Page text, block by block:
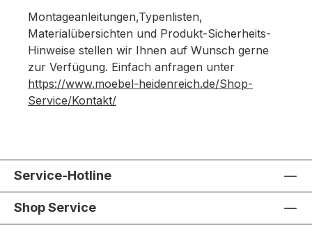
Montageanleitungen,Typenlisten,
Materialübersichten und Produkt-Sicherheits-
Hinweise stellen wir Ihnen auf Wunsch gerne
zur Verfügung. Einfach anfragen unter
https://www.moebel-heidenreich.de/Shop-
Service/Kontakt/
Service-Hotline
Shop Service